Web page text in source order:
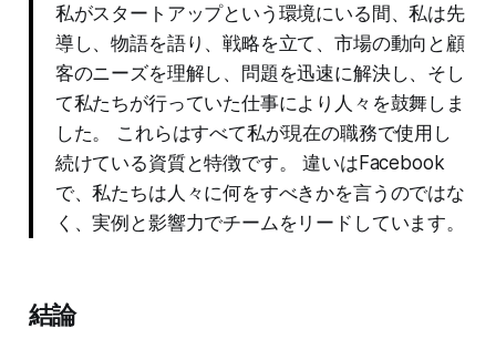
私がスタートアップという環境にいる間、私は先
導し、物語を語り、戦略を立て、市場の動向と顧
客のニーズを理解し、問題を迅速に解決し、そし
て私たちが行っていた仕事により人々を鼓舞しま
した。 これらはすべて私が現在の職務で使用し
続けている資質と特徴です。 違いはFacebook
で、私たちは人々に何をすべきかを言うのではな
く、実例と影響力でチームをリードしています。
結論